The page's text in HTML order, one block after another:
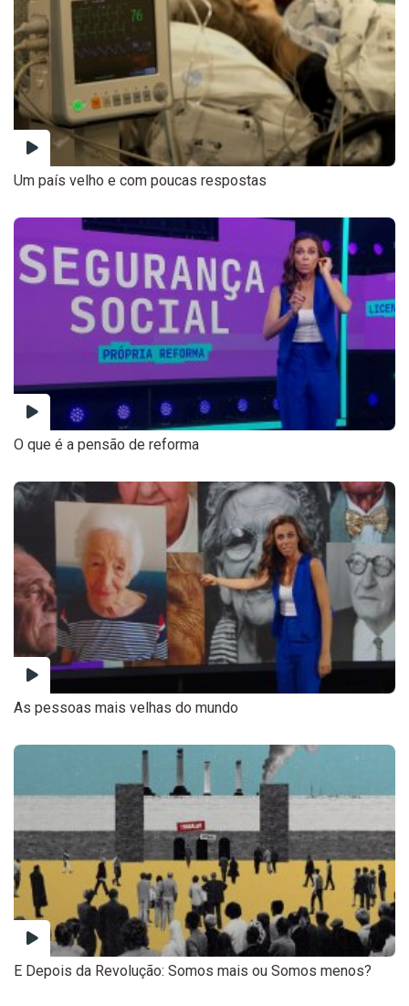
Um país velho e com poucas respostas
O que é a pensão de reforma
As pessoas mais velhas do mundo
E Depois da Revolução: Somos mais ou Somos menos?